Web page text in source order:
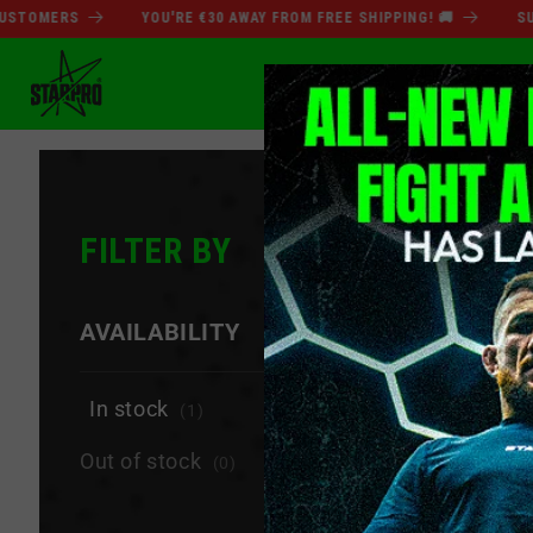
إلى
المحتوى
YOU'RE €30 AWAY FROM FREE SHIPPING! 🚚
تخفيضات رأس السنة
FILTER BY
AVAILABILITY −
In stock (1)
Out of stock (0)